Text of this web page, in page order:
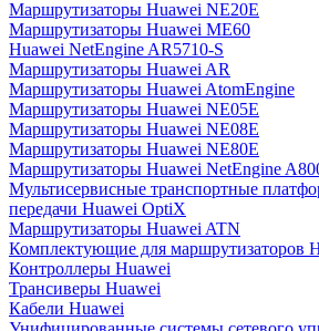
Маршрутизаторы Huawei NE20E
Маршрутизаторы Huawei ME60
Huawei NetEngine AR5710-S
Маршрутизаторы Huawei AR
Маршрутизаторы Huawei AtomEngine
Маршрутизаторы Huawei NE05E
Маршрутизаторы Huawei NE08E
Маршрутизаторы Huawei NE80E
Маршрутизаторы Huawei NetEngine
Мультисервисные транспортные
передачи Huawei OptiX
Маршрутизаторы Huawei ATN
Комплектующие для маршрутизаторов
Контроллеры Huawei
Трансиверы Huawei
Кабели Huawei